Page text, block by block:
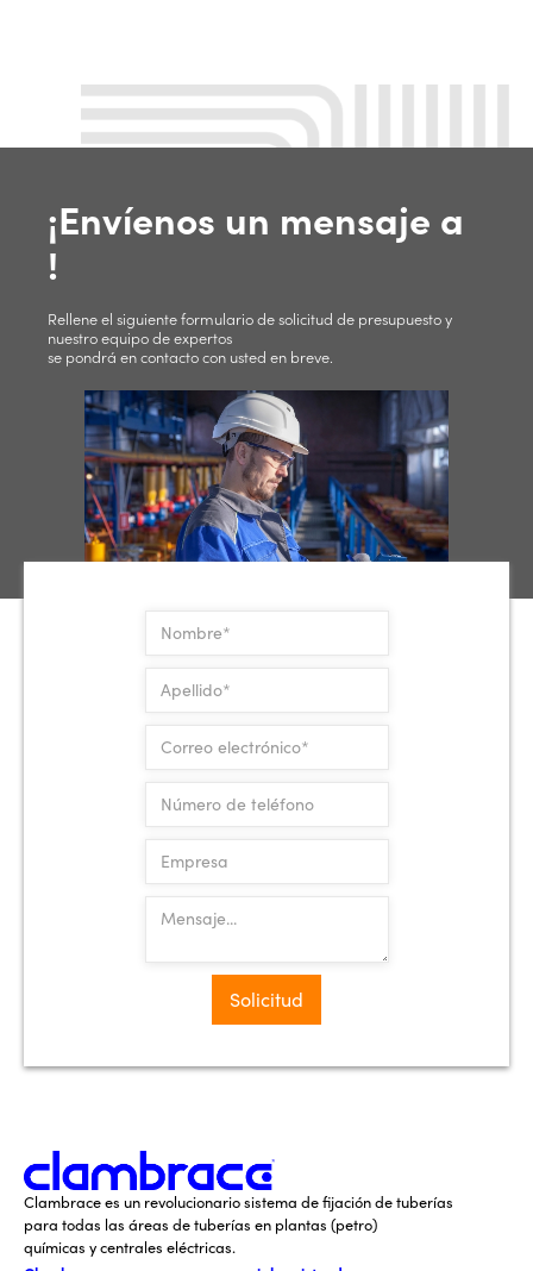
¡Envíenos un mensaje a
!
Rellene el siguiente formulario de solicitud de presupuesto y
nuestro equipo de expertos
se pondrá en contacto con usted en breve.
Clambrace es un revolucionario sistema de fijación de tuberías
para todas las áreas de tuberías en plantas (petro)
químicas y centrales eléctricas.